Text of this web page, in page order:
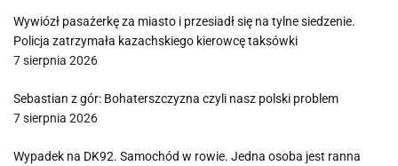
Wywiózł pasażerkę za miasto i przesiadł się na tylne siedzenie.
Policja zatrzymała kazachskiego kierowcę taksówki
7 sierpnia 2026
Sebastian z gór: Bohaterszczyzna czyli nasz polski problem
7 sierpnia 2026
Wypadek na DK92. Samochód w rowie. Jedna osoba jest ranna